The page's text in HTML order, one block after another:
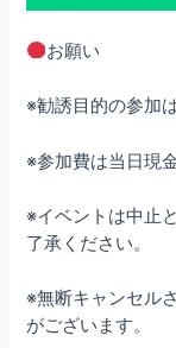
お願い
※勧誘目的の参加
※参加費は当日現
※イベントは中止
了承ください。
※無断キャンセル
がございます。